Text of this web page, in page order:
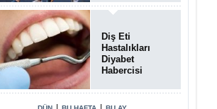
Beyin Sağlığını
Belirliyor
Diş Eti
Hastalıkları
Diyabet
Habercisi
Sağlığı Ve
Şeker